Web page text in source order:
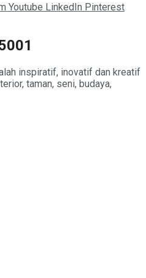
Youtube LinkedIn Pinterest
inspiratif, inovatif dan kreatif
taman, seni, budaya,